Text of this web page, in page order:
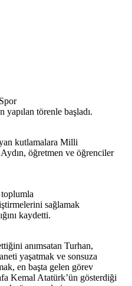
yapılan törenle başladı.
kutlamalara Milli
öğretmen ve öğrenciler
sağlamak
kaydetti.
anımsatan Turhan,
yaşatmak ve sonsuza
en başta gelen görev
Kemal Atatürk’ün gösterdiği